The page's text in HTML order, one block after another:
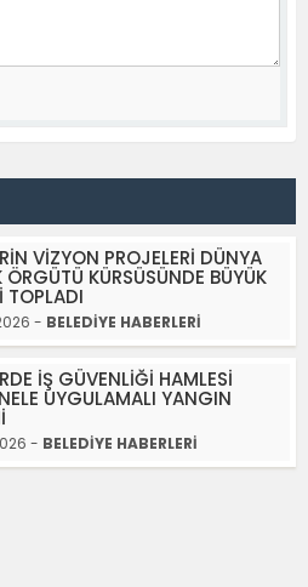
VİZYON PROJELERİ DÜNYA
ÖRGÜTÜ KÜRSÜSÜNDE BÜYÜK
TOPLADI
- BELEDİYE HABERLERİ
İŞ GÜVENLİĞİ HAMLESİ
UYGULAMALI YANGIN
- BELEDİYE HABERLERİ